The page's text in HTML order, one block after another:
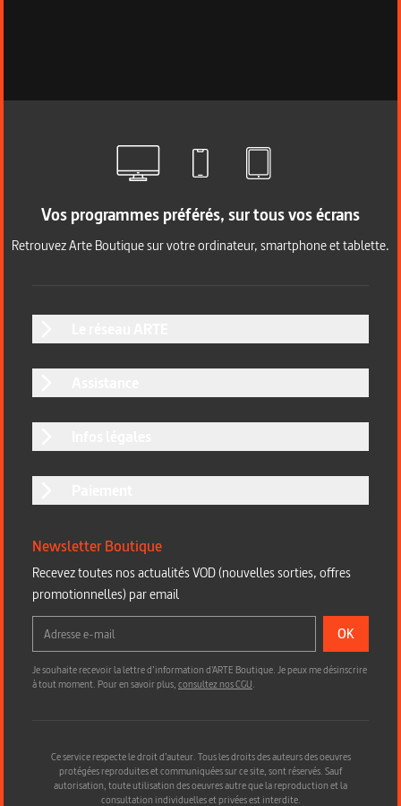
Vos programmes préférés, sur tous vos écrans
Retrouvez Arte Boutique sur votre ordinateur, smartphone et tablette.
Newsletter Boutique
Recevez toutes nos actualités VOD (nouvelles sorties, offres
promotionnelles) par email
OK
Je souhaite recevoir la lettre d’information d'ARTE Boutique. Je peux me désinscrire
à tout moment. Pour en savoir plus,consultez nos CGU.
Ce service respecte le droit d’auteur. Tous les droits des auteurs des oeuvres
protégées reproduites et communiquées sur ce site, sont réservés. Sauf
autorisation, toute utilisation des oeuvres autre que la reproduction et la
consultation individuelles et privées est interdite.